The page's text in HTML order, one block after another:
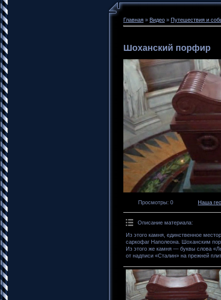
Главная » Видео » Путешествия и
Шоханский порфир
Просмотры: 0 Наша
Описание материала:
Из этого камня, единственное
саркофаг Наполеона. Шоханским
Из этого же камня — буквы слова
от надписи «Сталин» на прежней